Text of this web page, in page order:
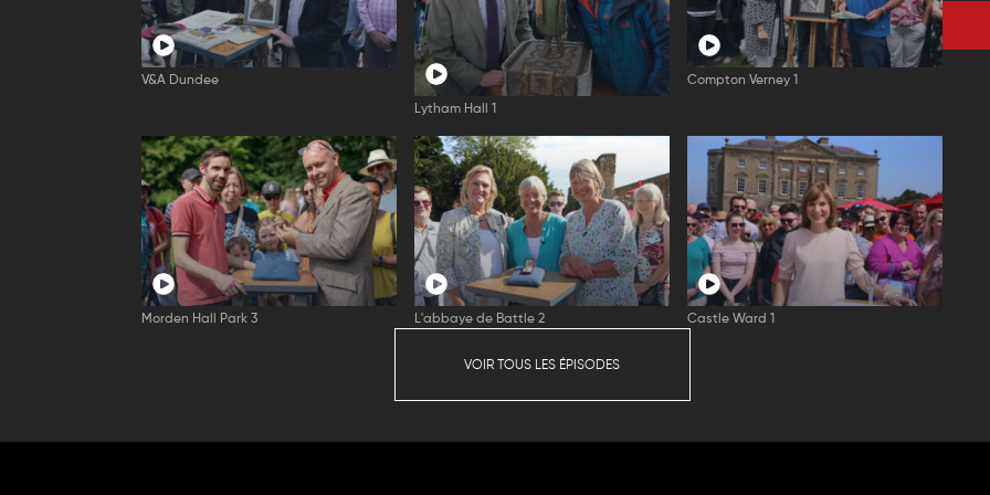
V&A Dundee
Lytham Hall 1
Compton Verney 1
Morden Hall Park 3 L'abbaye de Battle 2 Castle Ward 1
VOIR TOUS LES ÉPISODES